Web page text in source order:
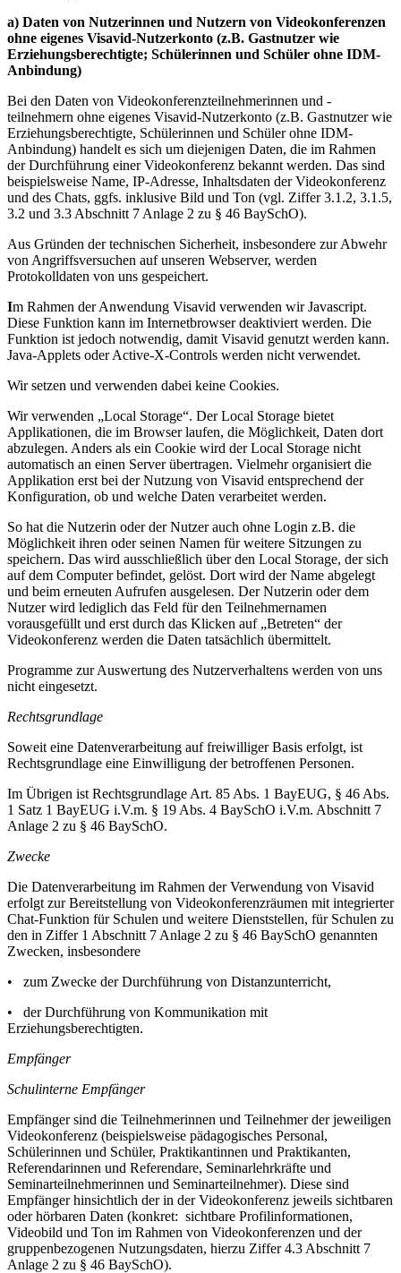
a) Daten von Nutzerinnen und Nutzern von Videokonferenzen
ohne eigenes Visavid-Nutzerkonto (z.B. Gastnutzer wie
Erziehungsberechtigte; Schülerinnen und Schüler ohne IDM-
Anbindung)
Bei den Daten von Videokonferenzteilnehmerinnen und -
teilnehmern ohne eigenes Visavid-Nutzerkonto (z.B. Gastnutzer wie
Erziehungsberechtigte, Schülerinnen und Schüler ohne IDM-
Anbindung) handelt es sich um diejenigen Daten, die im Rahmen
der Durchführung einer Videokonferenz bekannt werden. Das sind
beispielsweise Name, IP-Adresse, Inhaltsdaten der Videokonferenz
und des Chats, ggfs. inklusive Bild und Ton (vgl. Ziffer 3.1.2, 3.1.5,
3.2 und 3.3 Abschnitt 7 Anlage 2 zu § 46 BaySchO).
Aus Gründen der technischen Sicherheit, insbesondere zur Abwehr
von Angriffsversuchen auf unseren Webserver, werden
Protokolldaten von uns gespeichert.
Im Rahmen der Anwendung Visavid verwenden wir Javascript.
Diese Funktion kann im Internetbrowser deaktiviert werden. Die
Funktion ist jedoch notwendig, damit Visavid genutzt werden kann.
Java-Applets oder Active-X-Controls werden nicht verwendet.
Wir setzen und verwenden dabei keine Cookies.
Wir verwenden „Local Storage“. Der Local Storage bietet
Applikationen, die im Browser laufen, die Möglichkeit, Daten dort
abzulegen. Anders als ein Cookie wird der Local Storage nicht
automatisch an einen Server übertragen. Vielmehr organisiert die
Applikation erst bei der Nutzung von Visavid entsprechend der
Konfiguration, ob und welche Daten verarbeitet werden.
So hat die Nutzerin oder der Nutzer auch ohne Login z.B. die
Möglichkeit ihren oder seinen Namen für weitere Sitzungen zu
speichern. Das wird ausschließlich über den Local Storage, der sich
auf dem Computer befindet, gelöst. Dort wird der Name abgelegt
und beim erneuten Aufrufen ausgelesen. Der Nutzerin oder dem
Nutzer wird lediglich das Feld für den Teilnehmernamen
vorausgefüllt und erst durch das Klicken auf „Betreten“ der
Videokonferenz werden die Daten tatsächlich übermittelt.
Programme zur Auswertung des Nutzerverhaltens werden von uns
nicht eingesetzt.
Rechtsgrundlage
Soweit eine Datenverarbeitung auf freiwilliger Basis erfolgt, ist
Rechtsgrundlage eine Einwilligung der betroffenen Personen.
Im Übrigen ist Rechtsgrundlage Art. 85 Abs. 1 BayEUG, § 46 Abs.
1 Satz 1 BayEUG i.V.m. § 19 Abs. 4 BaySchO i.V.m. Abschnitt 7
Anlage 2 zu § 46 BaySchO.
Zwecke
Die Datenverarbeitung im Rahmen der Verwendung von Visavid
erfolgt zur Bereitstellung von Videokonferenzräumen mit integrierter
Chat-Funktion für Schulen und weitere Dienststellen, für Schulen zu
den in Ziffer 1 Abschnitt 7 Anlage 2 zu § 46 BaySchO genannten
Zwecken, insbesondere
• zum Zwecke der Durchführung von Distanzunterricht,
• der Durchführung von Kommunikation mit
Erziehungsberechtigten.
Empfänger
Schulinterne Empfänger
Empfänger sind die Teilnehmerinnen und Teilnehmer der jeweiligen
Videokonferenz (beispielsweise pädagogisches Personal,
Schülerinnen und Schüler, Praktikantinnen und Praktikanten,
Referendarinnen und Referendare, Seminarlehrkräfte und
Seminarteilnehmerinnen und Seminarteilnehmer). Diese sind
Empfänger hinsichtlich der in der Videokonferenz jeweils sichtbaren
oder hörbaren Daten (konkret: sichtbare Profilinformationen,
Videobild und Ton im Rahmen von Videokonferenzen und der
gruppenbezogenen Nutzungsdaten, hierzu Ziffer 4.3 Abschnitt 7
Anlage 2 zu § 46 BaySchO).